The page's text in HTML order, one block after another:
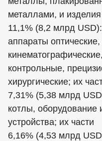
металлами, и
11,1% (8,2 млрд
аппараты
контрольные,
хирургические; их
7,31% (5,38 млрд
котлы, оборудование
устройства; их части
6,16% (4,53 млрд